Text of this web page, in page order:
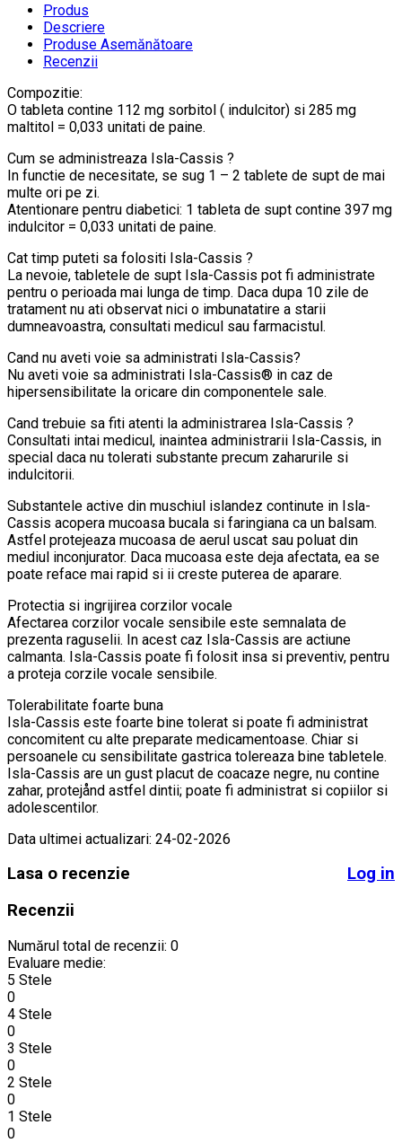
Produs
Descriere
Produse Asemănătoare
Recenzii
Compozitie:
O tableta contine 112 mg sorbitol ( indulcitor) si 285 mg
maltitol = 0,033 unitati de paine.
Cum se administreaza Isla-Cassis ?
In functie de necesitate, se sug 1 – 2 tablete de supt de mai
multe ori pe zi.
Atentionare pentru diabetici: 1 tableta de supt contine 397 mg
indulcitor = 0,033 unitati de paine.
Cat timp puteti sa folositi Isla-Cassis ?
La nevoie, tabletele de supt Isla-Cassis pot fi administrate
pentru o perioada mai lunga de timp. Daca dupa 10 zile de
tratament nu ati observat nici o imbunatatire a starii
dumneavoastra, consultati medicul sau farmacistul.
Cand nu aveti voie sa administrati Isla-Cassis?
Nu aveti voie sa administrati Isla-Cassis® in caz de
hipersensibilitate la oricare din componentele sale.
Cand trebuie sa fiti atenti la administrarea Isla-Cassis ?
Consultati intai medicul, inaintea administrarii Isla-Cassis, in
special daca nu tolerati substante precum zaharurile si
indulcitorii.
Substantele active din muschiul islandez continute in Isla-
Cassis acopera mucoasa bucala si faringiana ca un balsam.
Astfel protejeaza mucoasa de aerul uscat sau poluat din
mediul inconjurator. Daca mucoasa este deja afectata, ea se
poate reface mai rapid si ii creste puterea de aparare.
Protectia si ingrijirea corzilor vocale
Afectarea corzilor vocale sensibile este semnalata de
prezenta raguselii. In acest caz Isla-Cassis are actiune
calmanta. Isla-Cassis poate fi folosit insa si preventiv, pentru
a proteja corzile vocale sensibile.
Tolerabilitate foarte buna
Isla-Cassis este foarte bine tolerat si poate fi administrat
concomitent cu alte preparate medicamentoase. Chiar si
persoanele cu sensibilitate gastrica tolereaza bine tabletele.
Isla-Cassis are un gust placut de coacaze negre, nu contine
zahar, protejånd astfel dintii; poate fi administrat si copiilor si
adolescentilor.
Data ultimei actualizari: 24-02-2026
Lasa o recenzie
Log in
Recenzii
Numărul total de recenzii: 0
Evaluare medie:
5 Stele
0
4 Stele
0
3 Stele
0
2 Stele
0
1 Stele
0